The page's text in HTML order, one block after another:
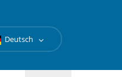
Deutsch